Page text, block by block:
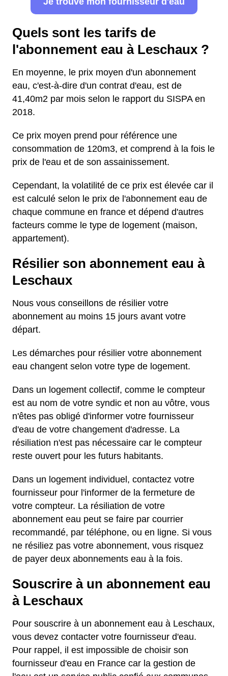
Quels sont les tarifs de
l'abonnement eau à Leschaux ?
En moyenne, le prix moyen d'un abonnement
eau, c'est-à-dire d'un contrat d'eau, est de
41,40m2 par mois selon le rapport du SISPA en
2018.
Ce prix moyen prend pour référence une
consommation de 120m3, et comprend à la fois le
prix de l'eau et de son assainissement.
Cependant, la volatilité de ce prix est élevée car il
est calculé selon le prix de l'abonnement eau de
chaque commune en france et dépend d'autres
facteurs comme le type de logement (maison,
appartement).
Résilier son abonnement eau à
Leschaux
Nous vous conseillons de résilier votre
abonnement au moins 15 jours avant votre
départ.
Les démarches pour résilier votre abonnement
eau changent selon votre type de logement.
Dans un logement collectif, comme le compteur
est au nom de votre syndic et non au vôtre, vous
n'êtes pas obligé d'informer votre fournisseur
d'eau de votre changement d'adresse. La
résiliation n'est pas nécessaire car le compteur
reste ouvert pour les futurs habitants.
Dans un logement individuel, contactez votre
fournisseur pour l'informer de la fermeture de
votre compteur. La résiliation de votre
abonnement eau peut se faire par courrier
recommandé, par téléphone, ou en ligne. Si vous
ne résiliez pas votre abonnement, vous risquez
de payer deux abonnements eau à la fois.
Souscrire à un abonnement eau
à Leschaux
Pour souscrire à un abonnement eau à Leschaux,
vous devez contacter votre fournisseur d'eau.
Pour rappel, il est impossible de choisir son
fournisseur d'eau en France car la gestion de